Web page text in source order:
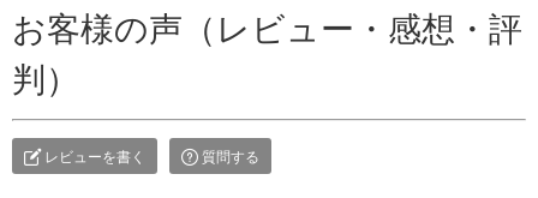
お客様の声（レビュー・感想・評
判）
レビューを書く 質問する